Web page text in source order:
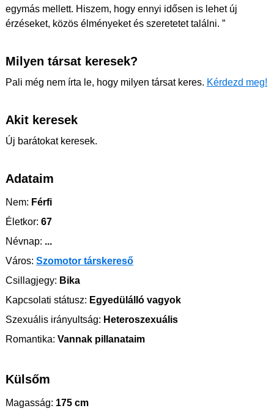
egymás mellett. Hiszem, hogy ennyi idősen is lehet új
érzéseket, közös élményeket és szeretetet találni. ”
Milyen társat keresek?
Pali még nem írta le, hogy milyen társat keres. Kérdezd meg!
Akit keresek
Új barátokat keresek.
Adataim
Nem: Férfi
Életkor: 67
Névnap: ...
Város: Szomotor társkereső
Csillagjegy: Bika
Kapcsolati státusz: Egyedülálló vagyok
Szexuális irányultság: Heteroszexuális
Romantika: Vannak pillanataim
Külsőm
Magasság: 175 cm